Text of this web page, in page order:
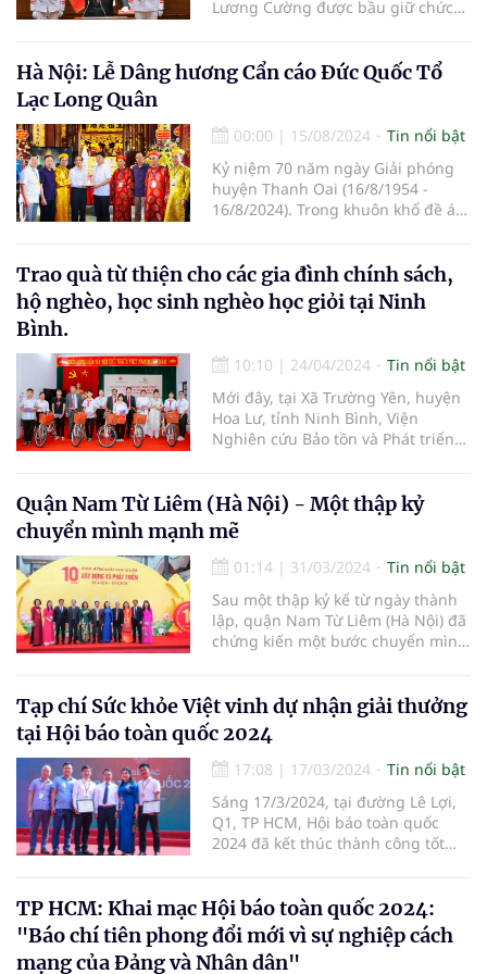
Lương Cường được bầu giữ chức
Hà Nội: Lễ Dâng hương Cẩn cáo Đức Quốc Tổ
Lạc Long Quân
00:00 | 15/08/2024
Tin nổi bật
Kỷ niệm 70 năm ngày Giải phóng
huyện Thanh Oai (16/8/1954 -
16/8/2024). Trong khuôn khổ đề án
Giáo hội Phật giáo Việt Nam, Hội
Nam y Việt Nam, và Chương trình
truyền thông Việt đồng hành cùng
động văn hóa cội nguồn đã được
triển khai trong suốt hai năm qua.
Trao quà từ thiện cho các gia đình chính sách,
hộ nghèo, học sinh nghèo học giỏi tại Ninh
Bình.
10:10 | 24/04/2024
Tin nổi bật
Mới đây, tại Xã Trường Yên, huyện
Hoa Lư, tỉnh Ninh Bình, Viện
Nghiên cứu Bảo tồn và Phát triển
dược học cổ truyền (thuộc Hội
Nghiên cứu Khoa học về Đông
Nam Á – Việt Nam) phối hợp với
các cơ quan hữu quan tổ chức
chương trình:“Du Xuân đón lộc
Giáp Thìn 2024”, Dựlễ dâng hương
Đền thờ Vua Đinh Tiên Hoàng và
làm từ thiện tại xã Trường Yên,
Quận Nam Từ Liêm (Hà Nội) - Một thập kỷ
chuyển mình mạnh mẽ
01:14 | 31/03/2024
Tin nổi bật
Sau một thập kỷ kể từ ngày thành
lập, quận Nam Từ Liêm (Hà Nội) đã
chứng kiến một bước chuyển mình
mạo đô thị văn minh và hiện đại.
Tạp chí Sức khỏe Việt vinh dự nhận giải thưởng
tại Hội báo toàn quốc 2024
17:08 | 17/03/2024
Tin nổi bật
Sáng 17/3/2024, tại đường Lê Lợi,
Q1, TP HCM, Hội báo toàn quốc
2024 đã kết thúc thành công tốt
hội để những người trong nghề
được giao lưu, học hỏi; chung sức,
đồng lòng thúc đẩy tinh thần đổi
mới sáng tạo trong hoạt động báo
TP HCM: Khai mạc Hội báo toàn quốc 2024:
"Báo chí tiên phong đổi mới vì sự nghiệp cách
mạng của Đảng và Nhân dân"